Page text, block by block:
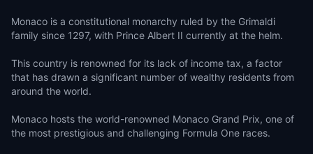
Monaco is a constitutional monarchy ruled by the Grimaldi
family since 1297, with Prince Albert II currently at the helm.
This country is renowned for its lack of income tax, a factor
that has drawn a significant number of wealthy residents from
around the world.
Monaco hosts the world-renowned Monaco Grand Prix, one of
the most prestigious and challenging Formula One races.